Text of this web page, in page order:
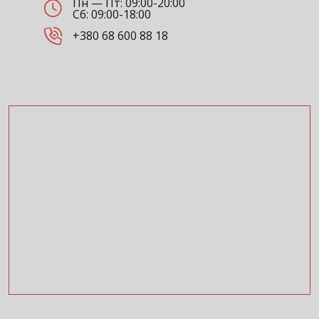
Сб: 09:00-18:00
+380 68 600 88 18